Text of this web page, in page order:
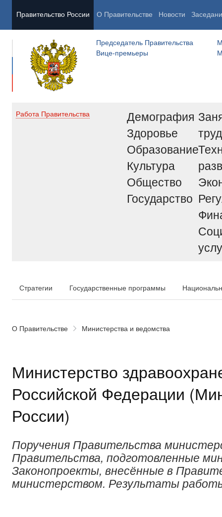
Правительство России О Правительстве Новости
Председатель Правительства
Вице-премьеры
Работа Правительства
Демография
Здоровье
Образование
Культура
Общество
Государство
труд
Стратегии Государственные программы
О Правительстве Министерства и ведомства
Министерство
Российской Федерации
России)
Поручения Правительства
Правительства, подготовленные
Законопроекты, внесённые в
министерством. Результаты